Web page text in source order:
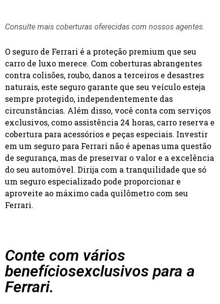
Consulte mais coberturas oferecidas com nossos agentes.
O seguro de Ferrari é a proteção premium que seu
carro de luxo merece. Com coberturas abrangentes
contra colisões, roubo, danos a terceiros e desastres
naturais, este seguro garante que seu veículo esteja
sempre protegido, independentemente das
circunstâncias. Além disso, você conta com serviços
exclusivos, como assistência 24 horas, carro reserva e
cobertura para acessórios e peças especiais. Investir
em um seguro para Ferrari não é apenas uma questão
de segurança, mas de preservar o valor e a excelência
do seu automóvel. Dirija com a tranquilidade que só
um seguro especializado pode proporcionar e
aproveite ao máximo cada quilômetro com seu
Ferrari.
Conte com vários
benefíciosexclusivos para a
Ferrari.